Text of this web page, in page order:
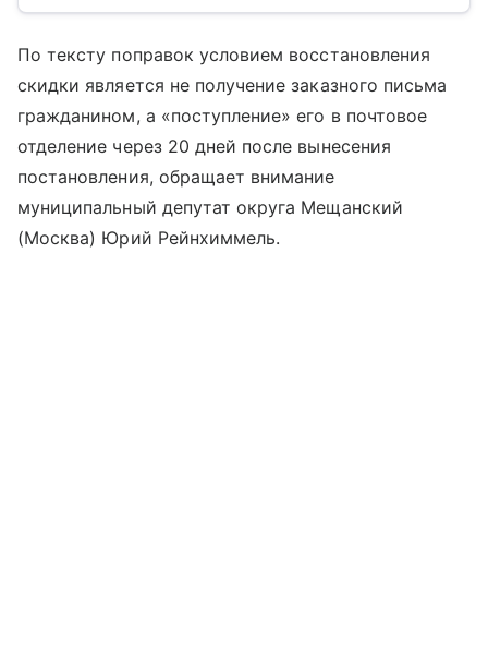
По тексту поправок условием восстановления
скидки является не получение заказного письма
гражданином, а «поступление» его в почтовое
отделение через 20 дней после вынесения
постановления, обращает внимание
муниципальный депутат округа Мещанский
(Москва) Юрий Рейнхиммель.